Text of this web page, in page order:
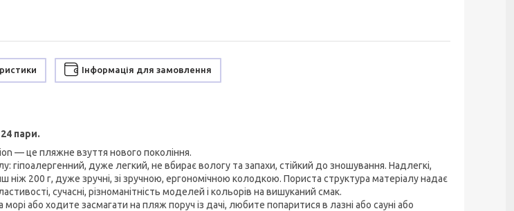
Інформація для замовлення
пари.
— це пляжне взуття нового покоління.
гіпоалергенний, дуже легкий, не вбирає вологу та запахи, стійкий до зношування. Надлегкі,
ніж 200 г, дуже зручні, зі зручною, ергономічною колодкою. Пориста структура матеріалу надає
сучасні, різноманітність моделей і кольорів на вишуканий смак.
або ходите засмагати на пляж поруч із дачі, любите попаритися в лазні або сауні або